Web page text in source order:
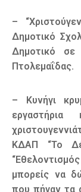
–
Δημοτικό
Δημοτικό σε
Πτολεμαΐδας.
– Κυνήγι
ΚΔΑΠ “Το
μπορείς να
που πήγαν τα